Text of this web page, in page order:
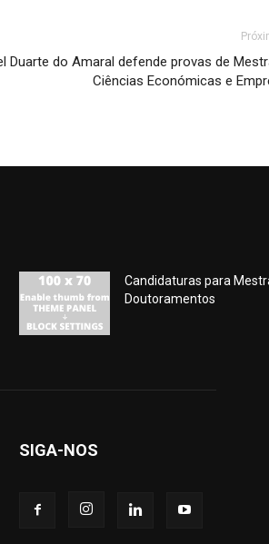
Duarte do Amaral defende provas de
Ciências Económicas e
Candidaturas para
Doutoramentos
SIGA-NOS